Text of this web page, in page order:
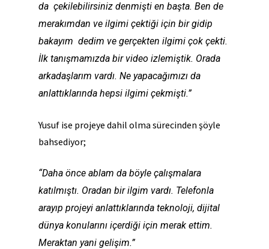
da çekilebilirsiniz denmişti en başta. Ben de
merakımdan ve ilgimi çektiği için bir gidip
bakayım dedim ve gerçekten ilgimi çok çekti.
İlk tanışmamızda bir video izlemiştik. Orada
arkadaşlarım vardı. Ne yapacağımızı da
anlattıklarında hepsi ilgimi çekmişti.”
Yusuf ise projeye dahil olma sürecinden şöyle
bahsediyor;
“Daha önce ablam da böyle çalışmalara
katılmıştı. Oradan bir ilgim vardı. Telefonla
arayıp projeyi anlattıklarında teknoloji, dijital
dünya konularını içerdiği için merak ettim.
Meraktan yani gelişim.”